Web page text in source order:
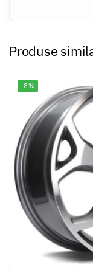
Produse
-8%